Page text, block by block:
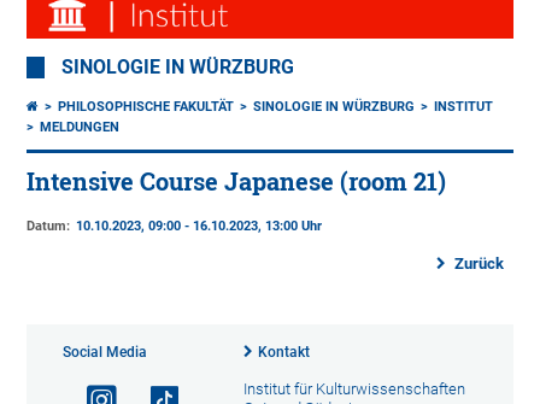
SINOLOGIE IN WÜRZBURG
PHILOSOPHISCHE FAKULTÄT SINOLOGIE IN WÜRZBURG
INSTITUT
MELDUNGEN
Intensive Course Japanese (room 21)
Datum: 10.10.2023, 09:00 - 16.10.2023, 13:00 Uhr
Zurück
Social Media Kontakt
Institut für Kulturwissenschaften